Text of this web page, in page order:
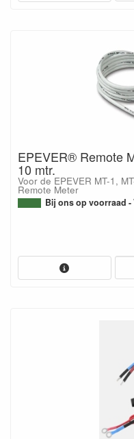
EPEVER® Remote
10 mtr.
Voor de EPEVER MT-1,
Remote Meter
Bij ons op voorraad -